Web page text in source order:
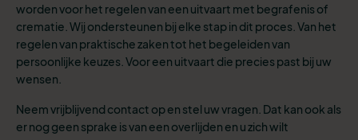
worden voor het regelen van een uitvaart met begrafenis of
crematie. Wij ondersteunen bij elke stap in dit proces. Van het
regelen van praktische zaken tot het begeleiden van
persoonlijke keuzes. Voor een uitvaart die precies past bij uw
wensen.
Neem vrijblijvend contact op en stel uw vragen. Dat kan ook als
er nog geen sprake is van een overlijden en u zich wilt